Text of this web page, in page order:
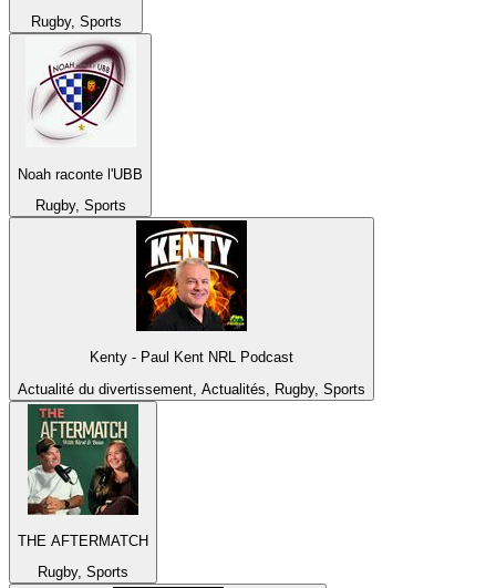
Rugby, Sports
Noah raconte l'UBB
Rugby, Sports
Kenty - Paul Kent NRL Podcast
Actualité du divertissement, Actualités, Rugby, Sports
THE AFTERMATCH
Rugby, Sports